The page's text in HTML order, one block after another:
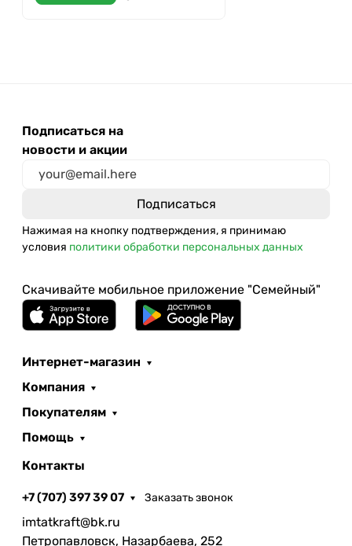
Подписаться на
новости и акции
Нажимая на кнопку подтверждения, я принимаю
условия политики обработки персональных данных
Скачивайте мобильное приложение "Семейный"
Интернет-магазин
Компания
Покупателям
Помощь
Контакты
+7 (707) 397 39 07 Заказать звонок
imtatkraft@bk.ru
Петропавловск, Назарбаева, 252